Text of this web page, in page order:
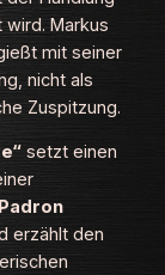
wird. Markus
mit seiner
nicht als
Zuspitzung.
setzt einen
erzählt den